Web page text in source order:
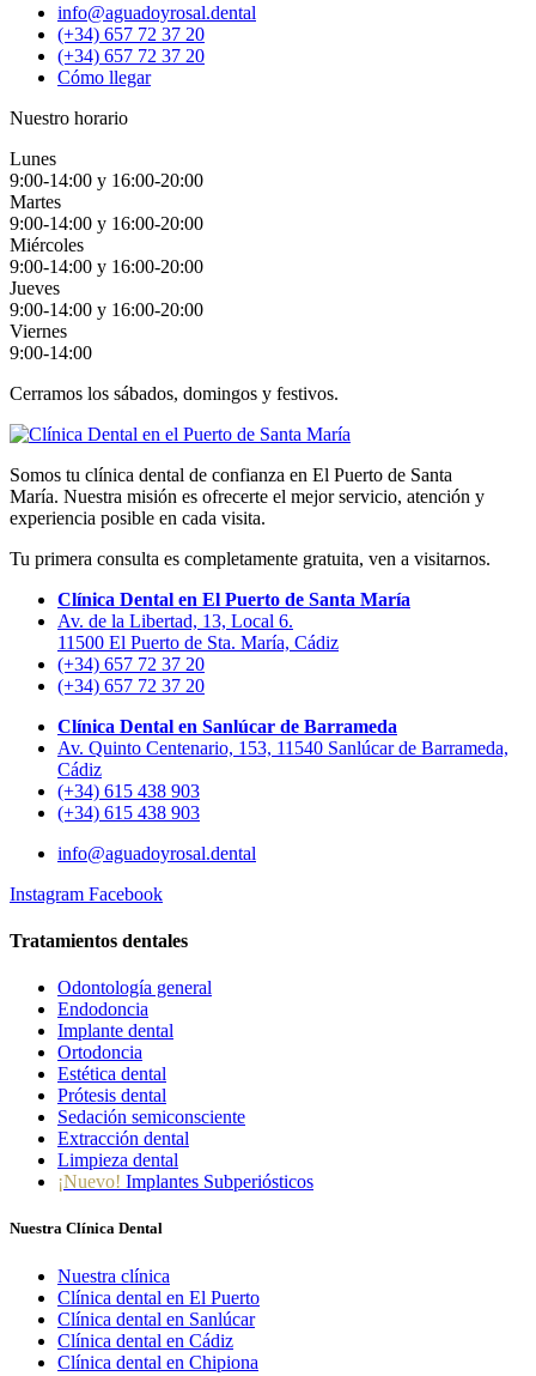
info@aguadoyrosal.dental
(+34) 657 72 37 20
(+34) 657 72 37 20
Cómo llegar
Nuestro horario
Lunes
9:00-14:00 y 16:00-20:00
Martes
9:00-14:00 y 16:00-20:00
Miércoles
9:00-14:00 y 16:00-20:00
Jueves
9:00-14:00 y 16:00-20:00
Viernes
9:00-14:00
Cerramos los sábados, domingos y festivos.
Somos tu clínica dental de confianza en El Puerto de Santa
María. Nuestra misión es ofrecerte el mejor servicio, atención y
experiencia posible en cada visita.
Tu primera consulta es completamente gratuita, ven a visitarnos.
Clínica Dental en El Puerto de Santa María
Av. de la Libertad, 13, Local 6.
11500 El Puerto de Sta. María, Cádiz
(+34) 657 72 37 20
(+34) 657 72 37 20
Clínica Dental en Sanlúcar de Barrameda
Av. Quinto Centenario, 153, 11540 Sanlúcar de Barrameda,
Cádiz
(+34) 615 438 903
(+34) 615 438 903
info@aguadoyrosal.dental
Instagram Facebook
Tratamientos dentales
Odontología general
Endodoncia
Implante dental
Ortodoncia
Estética dental
Prótesis dental
Sedación semiconsciente
Extracción dental
Limpieza dental
¡Nuevo! Implantes Subperiósticos
Nuestra Clínica Dental
Nuestra clínica
Clínica dental en El Puerto
Clínica dental en Sanlúcar
Clínica dental en Cádiz
Clínica dental en Chipiona